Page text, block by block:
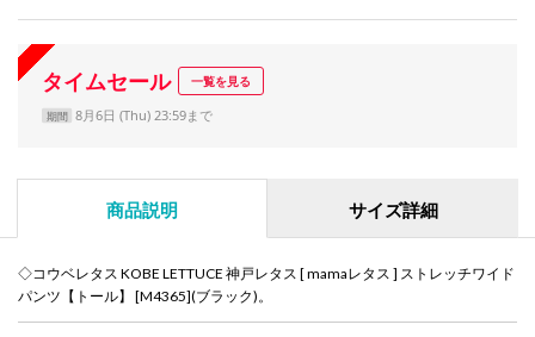
タイムセール 一覧を見る
期間 8月6日 (Thu) 23:59まで
商品説明 サイズ詳細
◇コウベレタス KOBE LETTUCE 神戸レタス [ mamaレタス ] ストレッチワイド
パンツ【トール】 [M4365](ブラック)。